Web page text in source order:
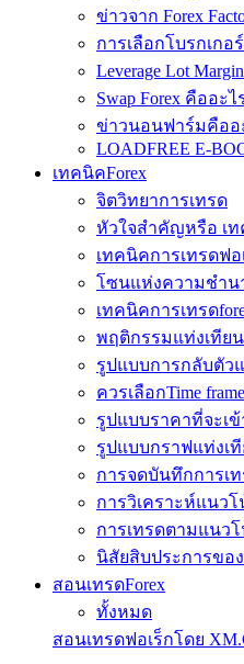
ข่าวจาก Forex
การเลือกโบรกเกอ
Leverage Lot
Swap Forex คืออะไ
ข่าวนอนฟาร์มคืออะ
LOADFREE E-
เทคนิคForex
จิตวิทยาการเทรด
หัวใจสำคัญหรือ เท
เทคนิคการเทรดฟ
โซนแห่งความชำน
เทคนิคการเทรด
พฤติกรรมแท่งเทียน
รูปแบบการกลับตัว
ควรเลือกTime
รูปแบบราคาที่จะเข้
รูปแบบกราฟแท่งเ
การจดบันทึกการเ
การวิเคราะห์แนว
การเทรดตามแนวโ
นิสัยสิบประการขอ
สอนเทรดForex
ทั้งหมด
สอนเทรดฟอเร็กโดย